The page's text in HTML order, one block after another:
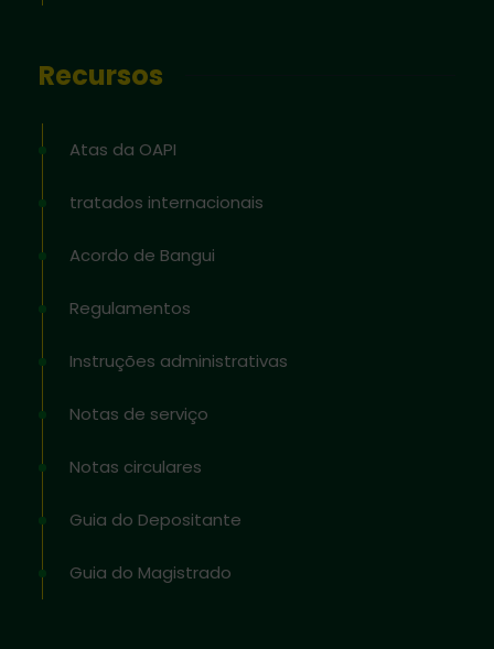
Recursos
Atas da OAPI
tratados internacionais
Acordo de Bangui
Regulamentos
Instruções administrativas
Notas de serviço
Notas circulares
Guia do Depositante
Guia do Magistrado